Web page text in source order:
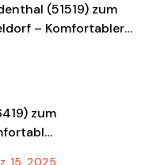
(51519) zum
– Komfortabler
zum
15, 2025